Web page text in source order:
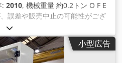
: 2010, 機械重量 約0.2トン O F E
誤差や販売中止の可能性がござ
す。 B R Ü N I N G H A U S エ
製造年：約2010年 _____ 寸
圧縮空気接続：NW 10/4 - 8
製造時) 最大3.5 Nl/サイクル 電
小型広告